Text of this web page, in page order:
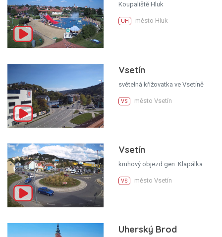
Koupaliště Hluk
UH město Hluk
Vsetín
světelná křižovatka ve Vsetíně
VS město Vsetín
Vsetín
kruhový objezd gen. Klapálka
VS město Vsetín
Uherský Brod